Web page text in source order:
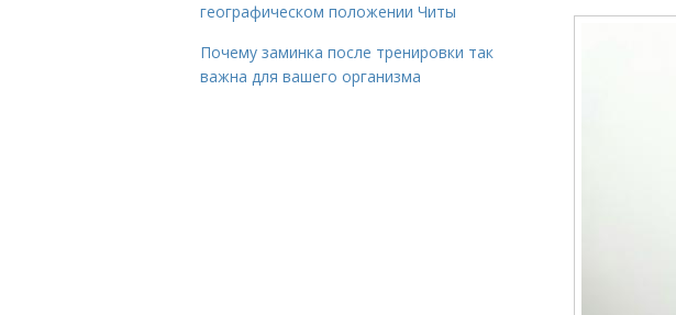
географическом положении Читы
Почему заминка после тренировки так
важна для вашего организма